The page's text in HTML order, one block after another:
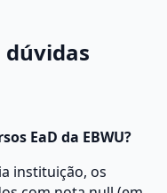
EaD da EBWU?
instituição, os